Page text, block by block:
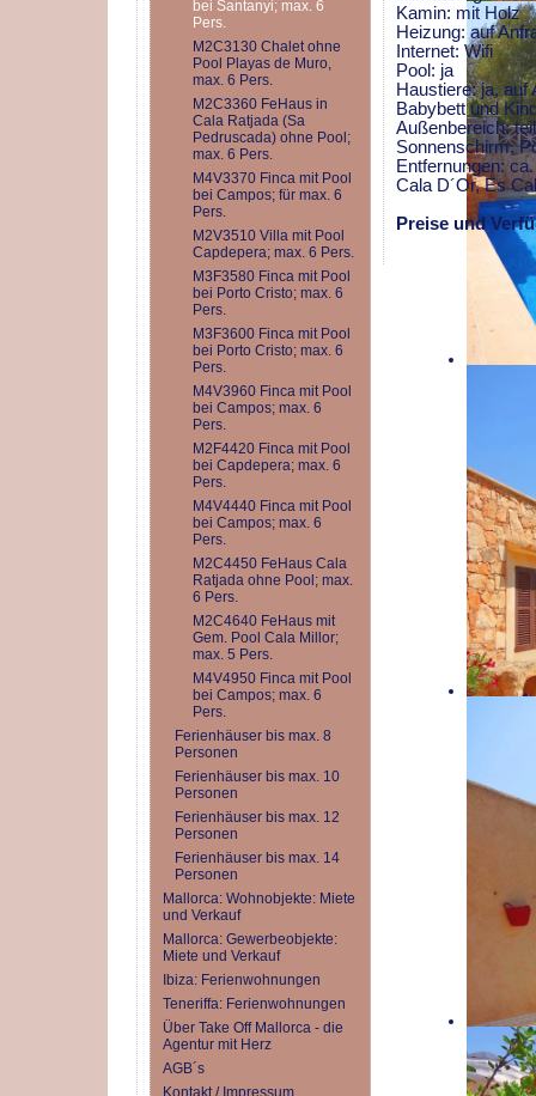
bei Santanyi; max. 6
Pers.
M2C3130 Chalet ohne
Pool Playas de Muro,
max. 6 Pers.
M2C3360 FeHaus in
Cala Ratjada (Sa
Pedruscada) ohne Pool;
max. 6 Pers.
M4V3370 Finca mit Pool
bei Campos; für max. 6
Pers.
M2V3510 Villa mit Pool
Capdepera; max. 6 Pers.
M3F3580 Finca mit Pool
bei Porto Cristo; max. 6
Pers.
M3F3600 Finca mit Pool
bei Porto Cristo; max. 6
Pers.
M4V3960 Finca mit Pool
bei Campos; max. 6
Pers.
M2F4420 Finca mit Pool
bei Capdepera; max. 6
Pers.
M4V4440 Finca mit Pool
bei Campos; max. 6
Pers.
M2C4450 FeHaus Cala
Ratjada ohne Pool; max.
6 Pers.
M2C4640 FeHaus mit
Gem. Pool Cala Millor;
max. 5 Pers.
M4V4950 Finca mit Pool
bei Campos; max. 6
Pers.
Ferienhäuser bis max. 8
Personen
Ferienhäuser bis max. 10
Personen
Ferienhäuser bis max. 12
Personen
Ferienhäuser bis max. 14
Personen
Mallorca: Wohnobjekte: Miete
und Verkauf
Mallorca: Gewerbeobjekte:
Miete und Verkauf
Ibiza: Ferienwohnungen
Teneriffa: Ferienwohnungen
Über Take Off Mallorca - die
Agentur mit Herz
AGB´s
Kontakt / Impressum
Kamin: mit Holz
Heizung: auf
Internet: Wifi
Pool: ja
Haustiere: ja, auf
Babybett und
Außenbereich:
Sonnenschirm,
Entfernungen:
Cala D´Or, Es
Preise und